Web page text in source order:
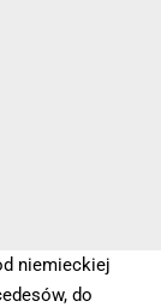
niemieckiej
do